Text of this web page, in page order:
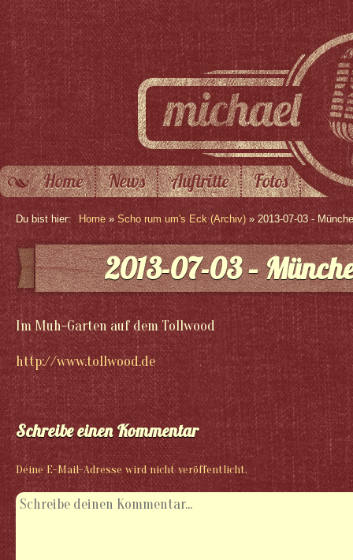
Home News Auftritte Fotos
Du bist hier: Home » Scho rum um's Eck (Archiv) » 2013-07-03 -
2013-07-03 –
Im Muh-Garten auf dem Tollwood
http://www.tollwood.de
Schreibe einen Kommentar
Deine E-Mail-Adresse wird nicht veröffentlicht.